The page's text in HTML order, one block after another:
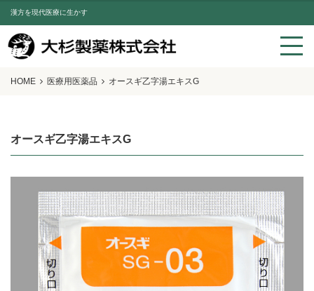
漢方を現代医療に生かす
HOME 医療用医薬品 オースギ乙字湯エキスG
オースギ乙字湯エキスG